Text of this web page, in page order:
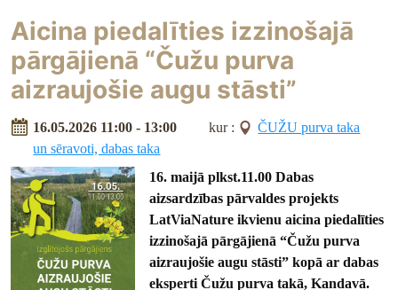
Aicina piedalīties izzinošajā
pārgājienā “Čužu purva
aizraujošie augu stāsti”
16.05.2026 11:00 - 13:00 kur :
ČUŽU purva taka
un sēravoti, dabas taka
16. maijā plkst.11.00 Dabas
aizsardzības pārvaldes projekts
LatViaNature ikvienu aicina piedalīties
izzinošajā pārgājienā “Čužu purva
aizraujošie augu stāsti” kopā ar dabas
eksperti Čužu purva takā, Kandavā.